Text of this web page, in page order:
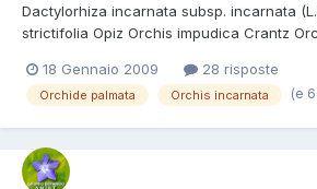
Dactylorhiza incarnata subsp. incarnata
strictifolia Opiz Orchis impudica Crantz
Dactylorchza gemmana (Pugsley) Aver.
Plantae Divisione: Magnoliophyta Classe:
18 Gennaio 2009 28 risposte
Orchide palmata Orchis incarnata (e